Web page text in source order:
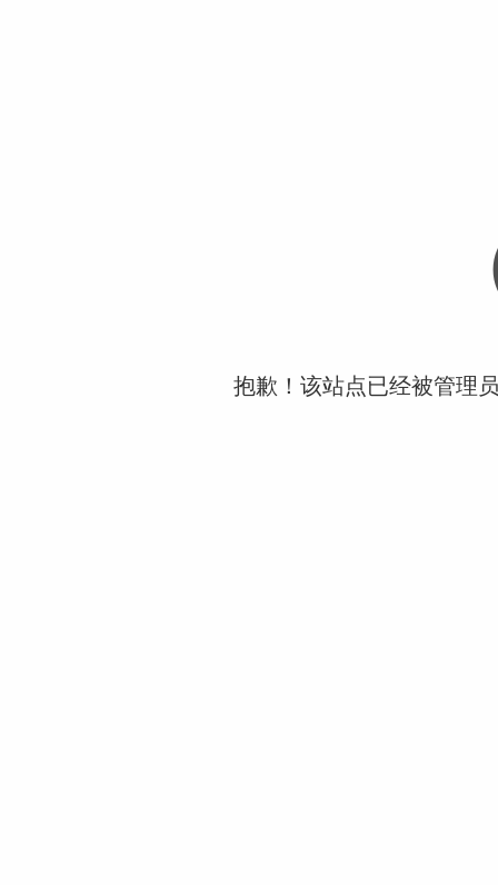
抱歉！该站点已经被管理